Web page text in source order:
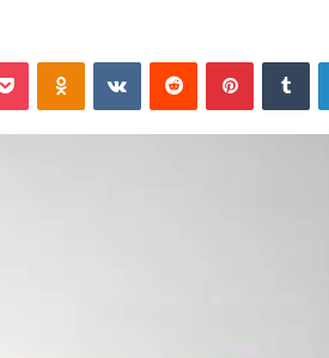
لينكدإن بينتيريست